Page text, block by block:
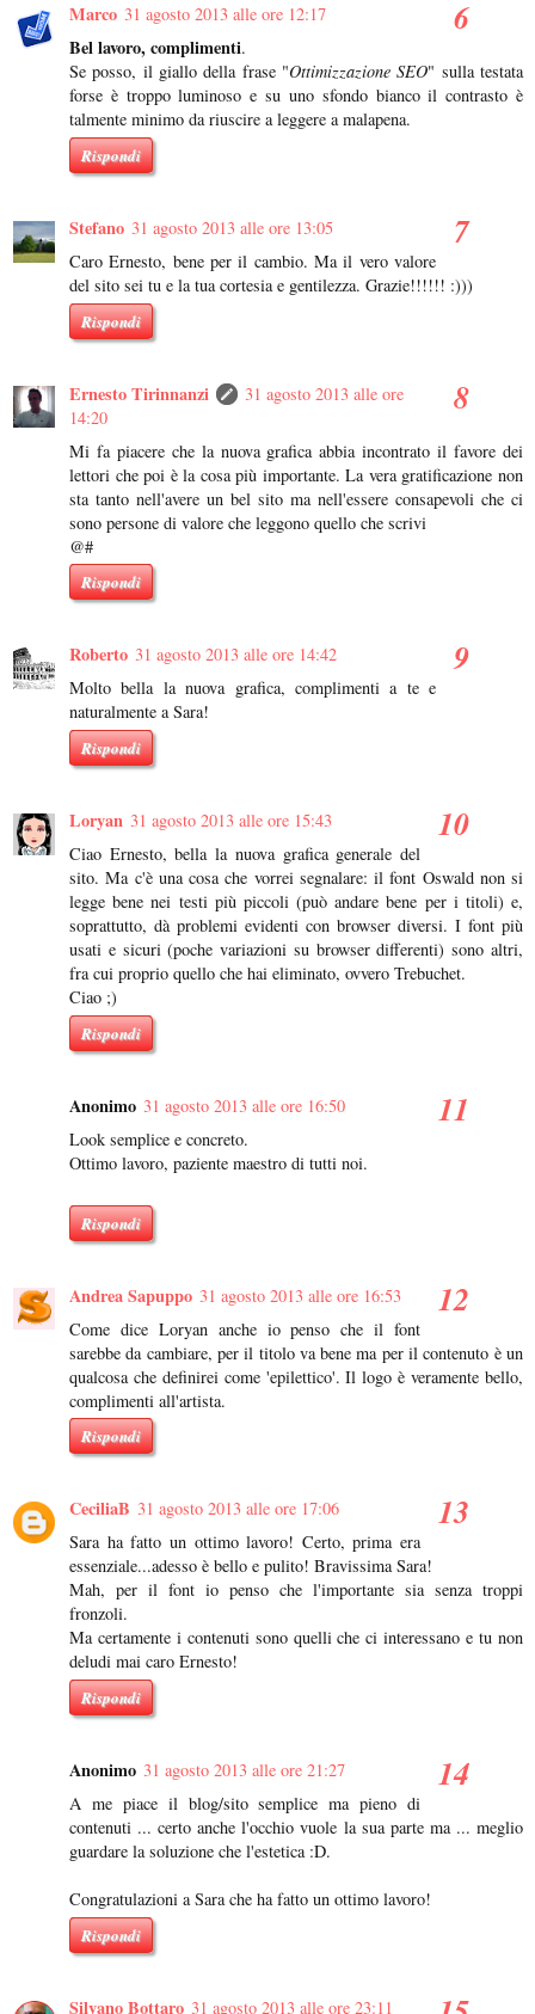
Marco 31 agosto 2013 alle ore 12:17
Bel lavoro, complimenti.
Se posso, il giallo della frase "Ottimizzazione SEO" sulla testata
forse è troppo luminoso e su uno sfondo bianco il contrasto è
talmente minimo da riuscire a leggere a malapena.
Rispondi
Stefano 31 agosto 2013 alle ore 13:05
Caro Ernesto, bene per il cambio. Ma il vero valore
del sito sei tu e la tua cortesia e gentilezza. Grazie!!!!!! :)))
Rispondi
Ernesto Tirinnanzi
31 agosto 2013 alle ore
14:20
Mi fa piacere che la nuova grafica abbia incontrato il favore dei
lettori che poi è la cosa più importante. La vera gratificazione non
sta tanto nell'avere un bel sito ma nell'essere consapevoli che ci
sono persone di valore che leggono quello che scrivi
@#
Rispondi
Roberto 31 agosto 2013 alle ore 14:42
Molto bella la nuova grafica, complimenti a te e
naturalmente a Sara!
Rispondi
Loryan 31 agosto 2013 alle ore 15:43
Ciao Ernesto, bella la nuova grafica generale del
sito. Ma c'è una cosa che vorrei segnalare: il font Oswald non si
legge bene nei testi più piccoli (può andare bene per i titoli) e,
soprattutto, dà problemi evidenti con browser diversi. I font più
usati e sicuri (poche variazioni su browser differenti) sono altri,
fra cui proprio quello che hai eliminato, ovvero Trebuchet.
Ciao ;)
Rispondi
Anonimo 31 agosto 2013 alle ore 16:50
Look semplice e concreto.
Ottimo lavoro, paziente maestro di tutti noi.
Rispondi
Andrea Sapuppo 31 agosto 2013 alle ore 16:53
Come dice Loryan anche io penso che il font
sarebbe da cambiare, per il titolo va bene ma per il contenuto è un
qualcosa che definirei come 'epilettico'. Il logo è veramente bello,
complimenti all'artista.
Rispondi
CeciliaB 31 agosto 2013 alle ore 17:06
Sara ha fatto un ottimo lavoro! Certo, prima era
essenziale...adesso è bello e pulito! Bravissima Sara!
Mah, per il font io penso che l'importante sia senza troppi
fronzoli.
Ma certamente i contenuti sono quelli che ci interessano e tu non
deludi mai caro Ernesto!
Rispondi
Anonimo 31 agosto 2013 alle ore 21:27
A me piace il blog/sito semplice ma pieno di
contenuti ... certo anche l'occhio vuole la sua parte ma ... meglio
guardare la soluzione che l'estetica :D.
Congratulazioni a Sara che ha fatto un ottimo lavoro!
Rispondi
Silvano Bottaro 31 agosto 2013 alle ore 23:11